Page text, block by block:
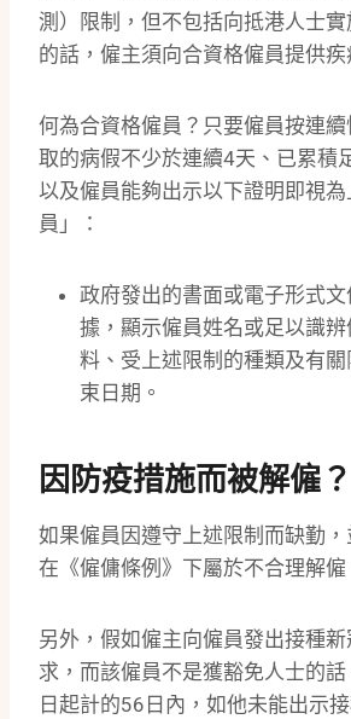
測）限制，但不包括向抵港人士
的話，僱主須向合資格僱員提供疾
何為合資格僱員？只要僱員按連
取的病假不少於連續4天、已累積
以及僱員能夠出示以下證明即視
員」：
政府發出的書面或電子形式
據，顯示僱員姓名或足以識
料、受上述限制的種類及有
束日期。
因防疫措施而被解僱？
如果僱員因遵守上述限制而缺勤，
在《僱傭條例》下屬於不合理解僱
另外，假如僱主向僱員發出接種
求，而該僱員不是獲豁免人士的
日起計的56日內，如他未能出示